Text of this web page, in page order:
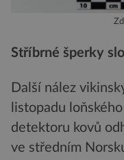
Stříbrné šperky
Další nález
listopadu
detektoru kovů
ve středním